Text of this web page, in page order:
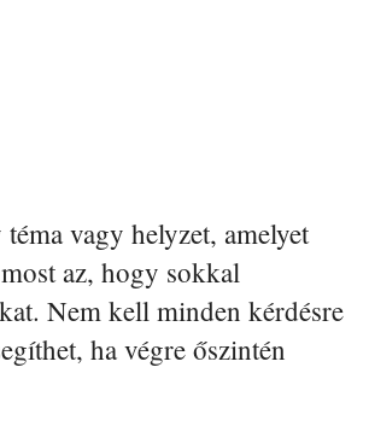
vagy helyzet, amelyet
az, hogy sokkal
Nem kell minden kérdésre
ha végre őszintén